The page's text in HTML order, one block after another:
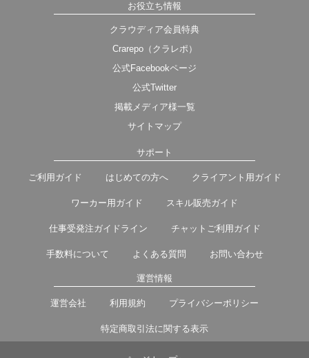
お役立ち情報
クラウディア会員特典
Crarepo（クラレポ）
公式Facebookページ
公式Twitter
掲載メディア様一覧
サイトマップ
サポート
ご利用ガイド はじめての方へ クライアント用ガイド
ワーカー用ガイド スキル販売ガイド
仕事受発注ガイドライン チャットご利用ガイド
手数料について よくある質問 お問い合わせ
運営情報
運営会社 利用規約 プライバシーポリシー
特定商取引法に関する表示